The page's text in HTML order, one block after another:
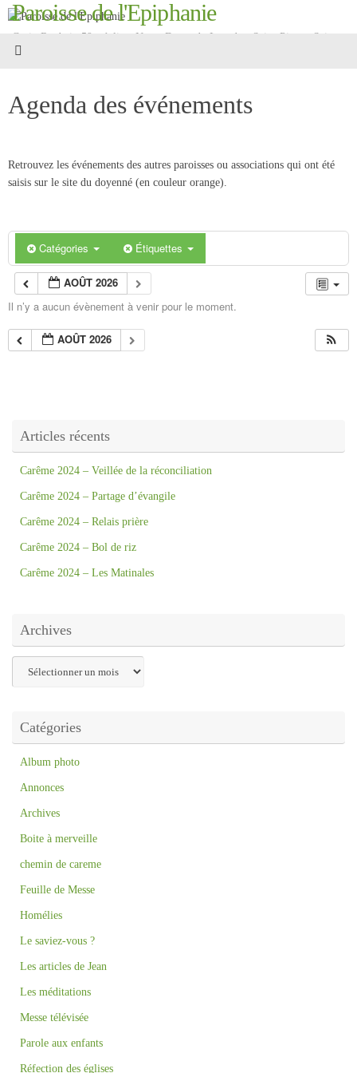
Passer
contenu
Paroisse de l'Epiphanie
Croix Roubaix 59 - églises Notre-Dame-de-Lourdes, Saint-Pierre, Saint-
Martin
Agenda des événements
Retrouvez les événements des autres paroisses ou associations qui ont été
saisis sur le site du doyenné (en couleur orange).
Catégories Étiquettes
AOÛT 2026
Il n’y a aucun évènement à venir pour le moment.
AOÛT 2026
Articles récents
Carême 2024 – Veillée de la réconciliation
Carême 2024 – Partage d’évangile
Carême 2024 – Relais prière
Carême 2024 – Bol de riz
Carême 2024 – Les Matinales
Archives
Catégories
Album photo
Annonces
Archives
Boite à merveille
chemin de careme
Feuille de Messe
Homélies
Le saviez-vous ?
Les articles de Jean
Les méditations
Messe télévisée
Parole aux enfants
Réfection des églises